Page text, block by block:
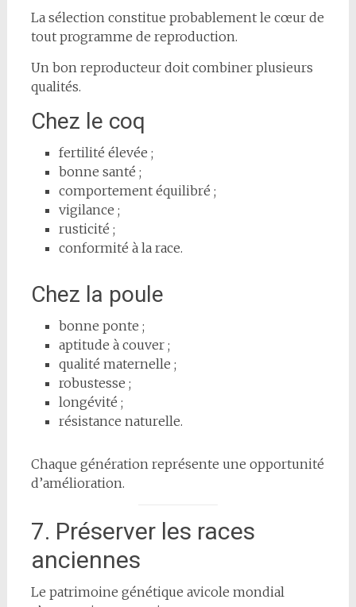
La sélection constitue probablement le cœur de
tout programme de reproduction.
Un bon reproducteur doit combiner plusieurs
qualités.
Chez le coq
fertilité élevée ;
bonne santé ;
comportement équilibré ;
vigilance ;
rusticité ;
conformité à la race.
Chez la poule
bonne ponte ;
aptitude à couver ;
qualité maternelle ;
robustesse ;
longévité ;
résistance naturelle.
Chaque génération représente une opportunité
d’amélioration.
7. Préserver les races
anciennes
Le patrimoine génétique avicole mondial